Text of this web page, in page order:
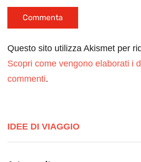
Questo sito utilizza Akismet per
Scopri come vengono elaborati i
commenti.
IDEE DI VIAGGIO